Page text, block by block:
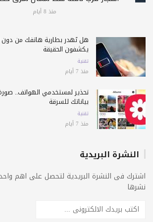
منذ 8 أيام
هل تُهدر بطارية هاتفك من دون
يكشفون الحقيقة
تقنية
منذ 7 أيام
تحذير لمستخدمي الهواتف..
بياناتك للسرقة
تقنية
منذ 7 أيام
النشرة البريدية
اشترك فى النشرة البريدية لتحصل على اهم
نشرها